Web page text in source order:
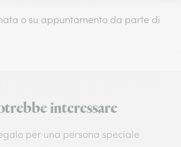
o su appuntamento da parte di
interessare
per una persona speciale